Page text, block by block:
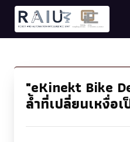
"eKinekt Bike
ล้ำที่เปลี่ยนเหงื่อ